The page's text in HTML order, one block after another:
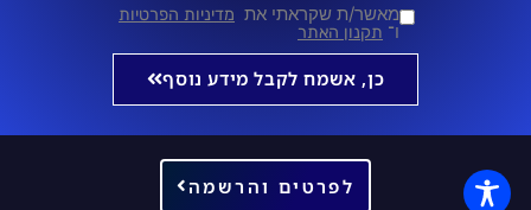
מאשר/ת שקראתי את מדיניות הפרטיות
ו־ תקנון האתר
כן, אשמח לקבל מידע נוסף
לפרטים והרשמה